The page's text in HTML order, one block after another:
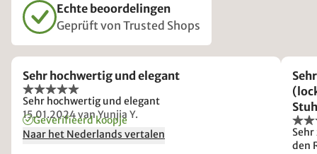
Echte beoordelingen
Geprüft von Trusted Shops
Sehr hochwertig und elegant
Sehr hochwertig und elegant
15.01.2024van Yunjia Y.
Geverifieerd koopje
Naar het Nederlands vertalen
den